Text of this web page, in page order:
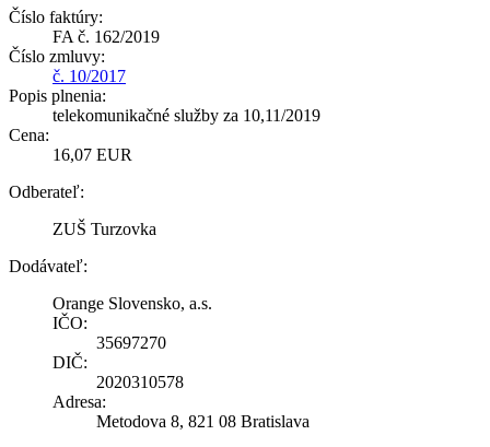
Číslo faktúry:
FA č. 162/2019
Číslo zmluvy:
č. 10/2017
Popis plnenia:
telekomunikačné služby za 10,11/2019
Cena:
16,07 EUR
Odberateľ:
ZUŠ Turzovka
Dodávateľ:
Orange Slovensko, a.s.
IČO:
35697270
DIČ:
2020310578
Adresa:
Metodova 8, 821 08 Bratislava